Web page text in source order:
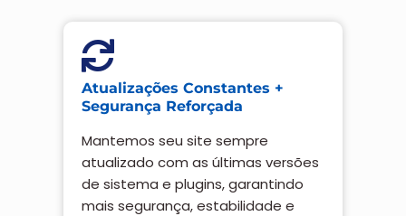
Atualizações Constantes +
Segurança Reforçada
Mantemos seu site sempre
atualizado com as últimas versões
de sistema e plugins, garantindo
mais segurança, estabilidade e